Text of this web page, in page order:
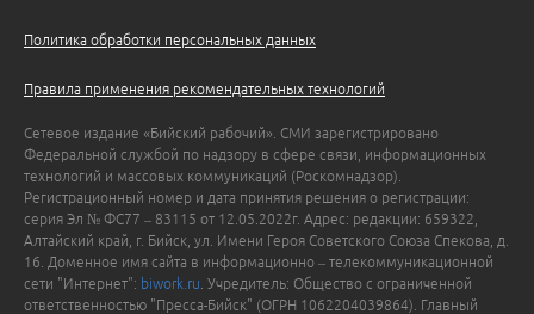
Политика обработки персональных данных
Правила применения рекомендательных технологий
Сетевое издание «Бийский рабочий». СМИ зарегистрировано
Федеральной службой по надзору в сфере связи, информационных
технологий и массовых коммуникаций (Роскомнадзор).
Регистрационный номер и дата принятия решения о регистрации:
серия Эл № ФС77 – 83115 от 12.05.2022г. Адрес: редакции: 659322,
Алтайский край, г. Бийск, ул. Имени Героя Советского Союза Спекова, д.
16. Доменное имя сайта в информационно – телекоммуникационной
сети "Интернет": biwork.ru . Учредитель: Общество с ограниченной
ответственностью "Пресса-Бийск" (ОГРН 1062204039864). Главный